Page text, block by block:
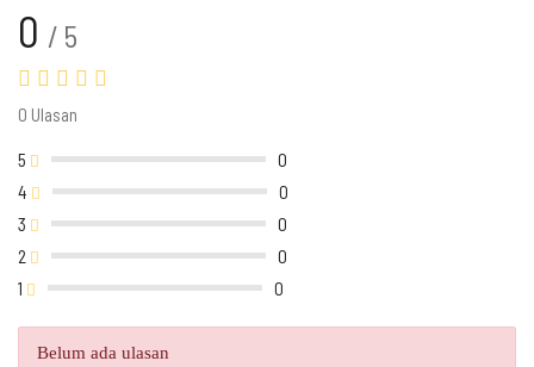
0 / 5
0 Ulasan
5
0
4
0
3
0
2
0
1
0
Belum ada ulasan